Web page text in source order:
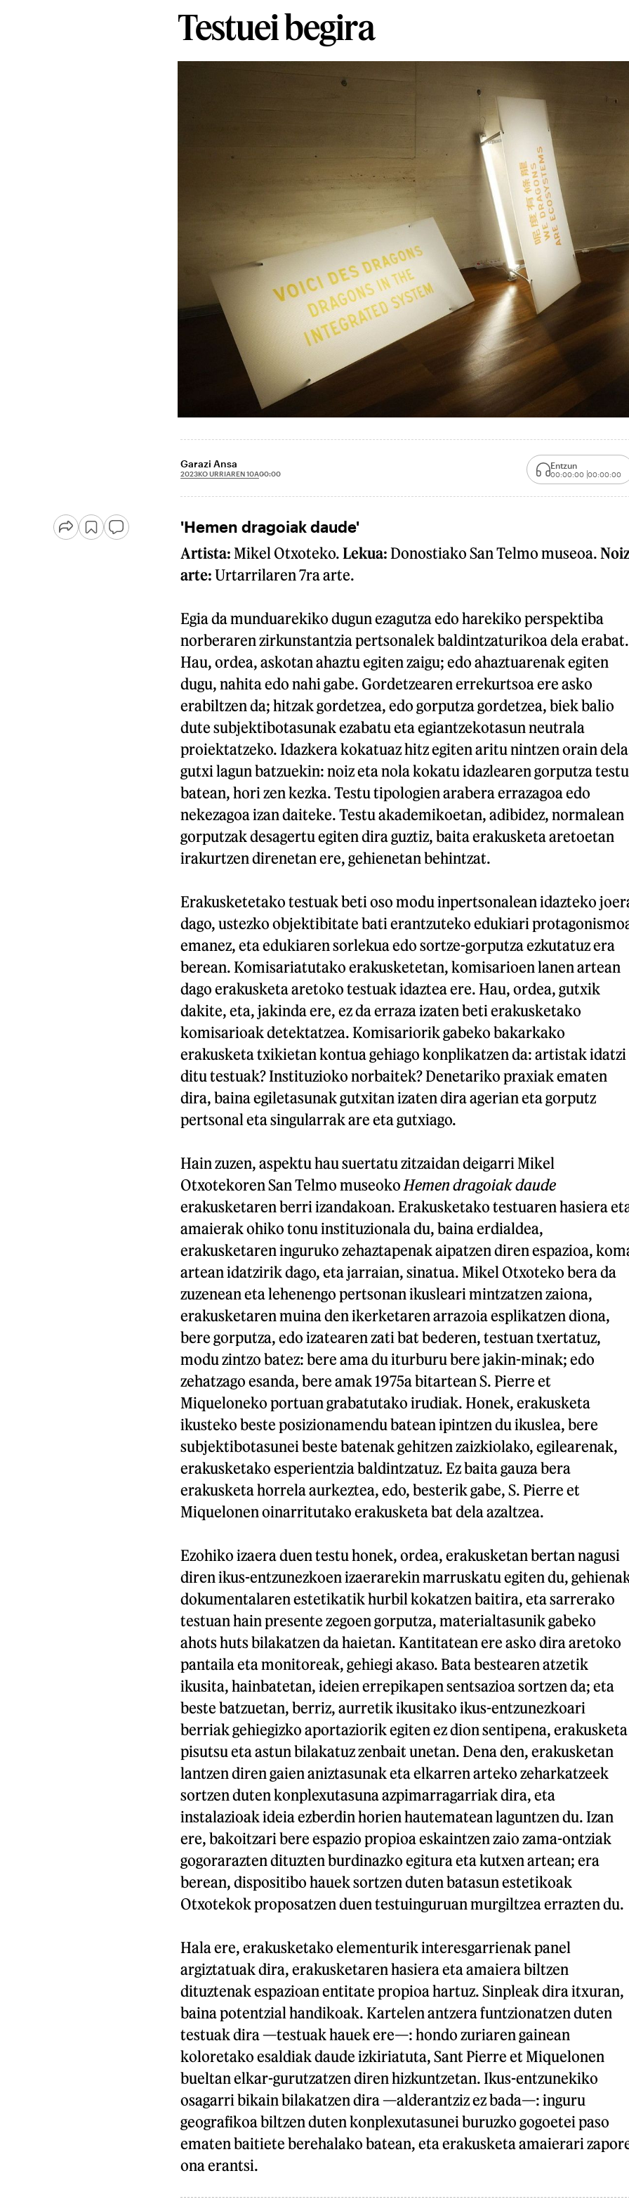
Testuei begira
Garazi Ansa
2023KO URRIAREN 10A00:00
Entzun
00:00:00 00:00:00
'Hemen dragoiak daude'
Artista: Mikel Otxoteko. Lekua: Donostiako San Telmo museoa.
arte: Urtarrilaren 7ra arte.
Egia da munduarekiko dugun ezagutza edo harekiko perspektiba
norberaren zirkunstantzia pertsonalek baldintzaturikoa dela erabat.
Hau, ordea, askotan ahaztu egiten zaigu; edo ahaztuarenak egiten
dugu, nahita edo nahi gabe. Gordetzearen errekurtsoa ere asko
erabiltzen da; hitzak gordetzea, edo gorputza gordetzea, biek balio
dute subjektibotasunak ezabatu eta egiantzekotasun neutrala
proiektatzeko. Idazkera kokatuaz hitz egiten aritu nintzen orain dela
gutxi lagun batzuekin: noiz eta nola kokatu idazlearen gorputza testu
batean, hori zen kezka. Testu tipologien arabera errazagoa edo
nekezagoa izan daiteke. Testu akademikoetan, adibidez, normalean
gorputzak desagertu egiten dira guztiz, baita erakusketa aretoetan
irakurtzen direnetan ere, gehienetan behintzat.
Erakusketetako testuak beti oso modu inpertsonalean idazteko
dago, ustezko objektibitate bati erantzuteko edukiari
emanez, eta edukiaren sorlekua edo sortze-gorputza ezkutatuz era
berean. Komisariatutako erakusketetan, komisarioen lanen artean
dago erakusketa aretoko testuak idaztea ere. Hau, ordea, gutxik
dakite, eta, jakinda ere, ez da erraza izaten beti erakusketako
komisarioak detektatzea. Komisariorik gabeko bakarkako
erakusketa txikietan kontua gehiago konplikatzen da: artistak idatzi
ditu testuak? Instituzioko norbaitek? Denetariko praxiak ematen
dira, baina egiletasunak gutxitan izaten dira agerian eta gorputz
pertsonal eta singularrak are eta gutxiago.
Hain zuzen, aspektu hau suertatu zitzaidan deigarri Mikel
Otxotekoren San Telmo museoko Hemen dragoiak daude
erakusketaren berri izandakoan. Erakusketako testuaren hasiera
amaierak ohiko tonu instituzionala du, baina erdialdea,
erakusketaren inguruko zehaztapenak aipatzen diren espazioa,
artean idatzirik dago, eta jarraian, sinatua. Mikel Otxoteko bera da
zuzenean eta lehenengo pertsonan ikusleari mintzatzen zaiona,
erakusketaren muina den ikerketaren arrazoia esplikatzen diona,
bere gorputza, edo izatearen zati bat bederen, testuan txertatuz,
modu zintzo batez: bere ama du iturburu bere jakin-minak; edo
zehatzago esanda, bere amak 1975a bitartean S. Pierre et
Miqueloneko portuan grabatutako irudiak. Honek, erakusketa
ikusteko beste posizionamendu batean ipintzen du ikuslea, bere
subjektibotasunei beste batenak gehitzen zaizkiolako, egilearenak,
erakusketako esperientzia baldintzatuz. Ez baita gauza bera
erakusketa horrela aurkeztea, edo, besterik gabe, S. Pierre et
Miquelonen oinarritutako erakusketa bat dela azaltzea.
Ezohiko izaera duen testu honek, ordea, erakusketan bertan nagusi
diren ikus-entzunezkoen izaerarekin marruskatu egiten du,
dokumentalaren estetikatik hurbil kokatzen baitira, eta sarrerako
testuan hain presente zegoen gorputza, materialtasunik gabeko
ahots huts bilakatzen da haietan. Kantitatean ere asko dira aretoko
pantaila eta monitoreak, gehiegi akaso. Bata bestearen atzetik
ikusita, hainbatetan, ideien errepikapen sentsazioa sortzen da; eta
beste batzuetan, berriz, aurretik ikusitako ikus-entzunezkoari
berriak gehiegizko aportaziorik egiten ez dion sentipena, erakusketa
pisutsu eta astun bilakatuz zenbait unetan. Dena den, erakusketan
lantzen diren gaien aniztasunak eta elkarren arteko zeharkatzeek
sortzen duten konplexutasuna azpimarragarriak dira, eta
instalazioak ideia ezberdin horien hautematean laguntzen du. Izan
ere, bakoitzari bere espazio propioa eskaintzen zaio zama-ontziak
gogorarazten dituzten burdinazko egitura eta kutxen artean; era
berean, dispositibo hauek sortzen duten batasun estetikoak
Otxotekok proposatzen duen testuinguruan murgiltzea errazten du.
Hala ere, erakusketako elementurik interesgarrienak panel
argiztatuak dira, erakusketaren hasiera eta amaiera biltzen
dituztenak espazioan entitate propioa hartuz. Sinpleak dira itxuran,
baina potentzial handikoak. Kartelen antzera funtzionatzen duten
testuak dira —testuak hauek ere—: hondo zuriaren gainean
koloretako esaldiak daude izkiriatuta, Sant Pierre et Miquelonen
bueltan elkar-gurutzatzen diren hizkuntzetan. Ikus-entzunekiko
osagarri bikain bilakatzen dira —alderantziz ez bada—: inguru
geografikoa biltzen duten konplexutasunei buruzko gogoetei paso
ematen baitiete berehalako batean, eta erakusketa amaierari
ona erantsi.